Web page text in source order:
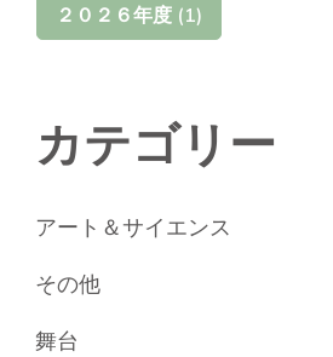
２０２６年度 (1)
カテゴリー
アート＆サイエンス
その他
舞台